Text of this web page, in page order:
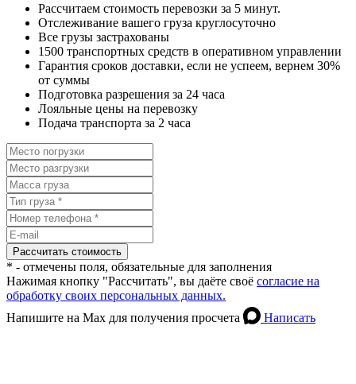
Рассчитаем стоимость перевозки за 5 минут.
Отслеживание вашего груза круглосуточно
Все грузы застрахованы
1500 транспортных средств в оперативном управлении
Гарантия сроков доставки, если не успеем, вернем 30%
от суммы
Подготовка разрешения за 24 часа
Лояльные цены на перевозку
Подача транспорта за 2 часа
* - отмечены поля, обязательные для заполнения
Нажимая кнопку "Рассчитать", вы даёте своё согласие на
обработку своих персональных данных.
Напишите на Max для получения просчета
Написать